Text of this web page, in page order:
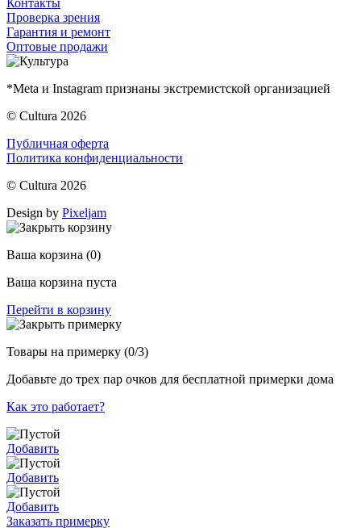
Проверка зрения
Гарантия и ремонт
Оптовые продажи
*Meta и Instagram признаны экстремистской организацией
© Cultura 2026
Публичная оферта
Политика конфиденциальности
© Cultura 2026
Design by Pixeljam
Ваша корзина (0)
Ваша корзина пуста
Перейти в корзину
Товары на примерку (0/3)
Добавьте до трех пар очков для бесплатной примерки дома
Как это работает?
Добавить
Добавить
Добавить
Заказать примерку